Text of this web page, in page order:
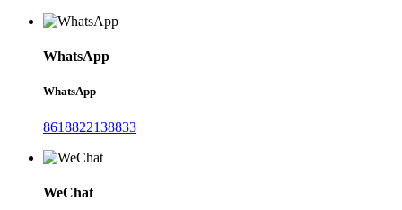
WhatsApp
WhatsApp
8618822138833
WeChat